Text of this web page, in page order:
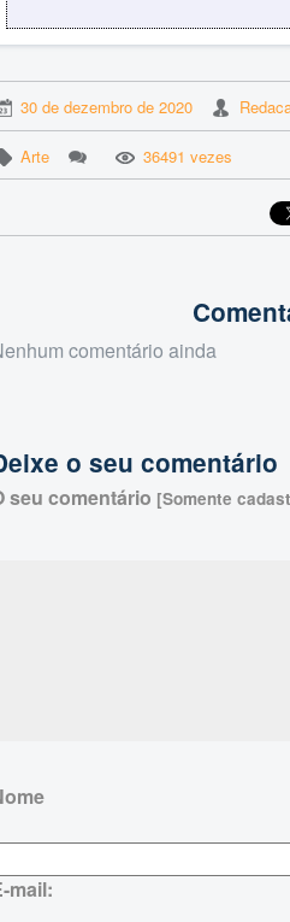
30 de dezembro de 2020
Arte 36491 vezes
comentário ainda
o seu comentário
seu comentário [Somente
mail: